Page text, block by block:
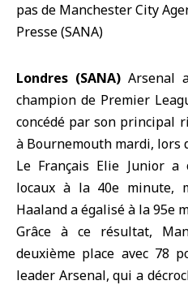
Londres (SANA) Arsenal
champion de Premier
concédé par son principal
à Bournemouth mardi, lors
Le Français Elie Junior
locaux à la 40e minute,
Haaland a égalisé à la 95e
Grâce à ce résultat,
deuxième place avec 78
leader Arsenal, qui a